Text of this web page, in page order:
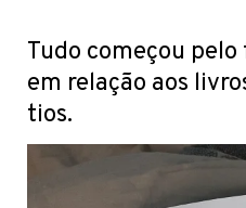
Tudo começou
em relação aos
tios.